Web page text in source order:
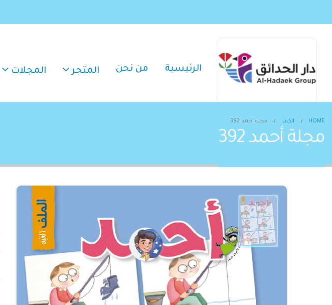
الرئيسية من نحن المتجر المجلات
HOME الكتب مجلة أحمد 392
مجلة أحمد 392